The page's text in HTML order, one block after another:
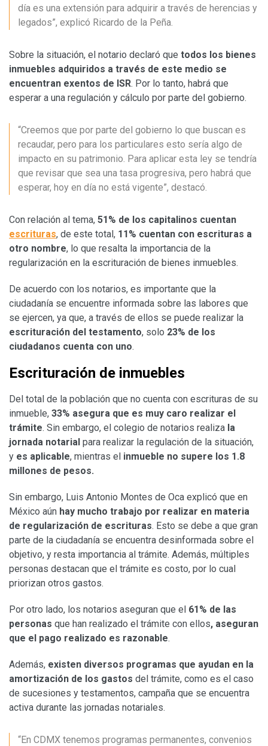
día es una extensión para adquirir a través de herencias y
legados”, explicó Ricardo de la Peña.
Sobre la situación, el notario declaró que todos los bienes
inmuebles adquiridos a través de este medio se
encuentran exentos de ISR. Por lo tanto, habrá que
esperar a una regulación y cálculo por parte del gobierno.
“Creemos que por parte del gobierno lo que buscan es
recaudar, pero para los particulares esto sería algo de
impacto en su patrimonio. Para aplicar esta ley se tendría
que revisar que sea una tasa progresiva, pero habrá que
esperar, hoy en día no está vigente”, destacó.
Con relación al tema, 51% de los capitalinos cuentan
escrituras, de este total, 11% cuentan con escrituras a
otro nombre, lo que resalta la importancia de la
regularización en la escrituración de bienes inmuebles.
De acuerdo con los notarios, es importante que la
ciudadanía se encuentre informada sobre las labores que
se ejercen, ya que, a través de ellos se puede realizar la
escrituración del testamento, solo 23% de los
ciudadanos cuenta con uno.
Escrituración de inmuebles
Del total de la población que no cuenta con escrituras de su
inmueble, 33% asegura que es muy caro realizar el
trámite. Sin embargo, el colegio de notarios realiza la
jornada notarial para realizar la regulación de la situación,
y es aplicable, mientras el inmueble no supere los 1.8
millones de pesos.
Sin embargo, Luis Antonio Montes de Oca explicó que en
México aún hay mucho trabajo por realizar en materia
de regularización de escrituras. Esto se debe a que gran
parte de la ciudadanía se encuentra desinformada sobre el
objetivo, y resta importancia al trámite. Además, múltiples
personas destacan que el trámite es costo, por lo cual
priorizan otros gastos.
Por otro lado, los notarios aseguran que el 61% de las
personas que han realizado el trámite con ellos, aseguran
que el pago realizado es razonable.
Además, existen diversos programas que ayudan en la
amortización de los gastos del trámite, como es el caso
de sucesiones y testamentos, campaña que se encuentra
activa durante las jornadas notariales.
“En CDMX tenemos programas permanentes, convenios